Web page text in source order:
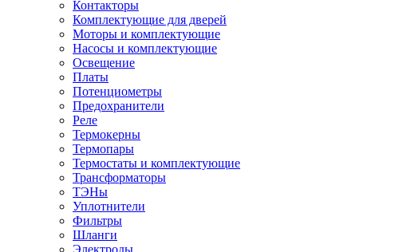
Контакторы
Комплектующие для дверей
Моторы и комплектующие
Насосы и комплектующие
Освещение
Платы
Потенциометры
Предохранители
Реле
Термокерны
Термопары
Термостаты и комплектующие
Трансформаторы
ТЭНы
Уплотнители
Фильтры
Шланги
Электроды